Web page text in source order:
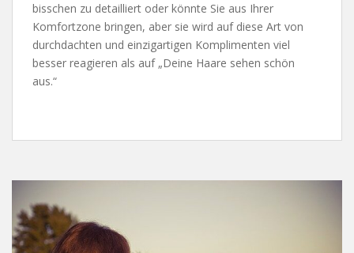
bisschen zu detailliert oder könnte Sie aus Ihrer
Komfortzone bringen, aber sie wird auf diese Art von
durchdachten und einzigartigen Komplimenten viel
besser reagieren als auf „Deine Haare sehen schön
aus.“